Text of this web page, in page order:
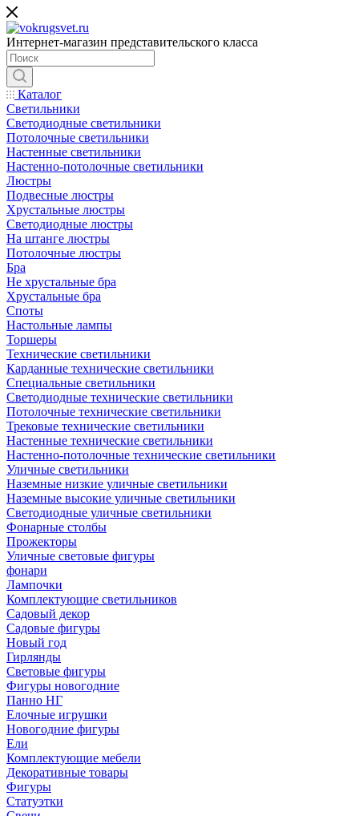
Интернет-магазин представительского класса
Каталог
Светильники
Светодиодные светильники
Потолочные светильники
Настенные светильники
Настенно-потолочные светильники
Люстры
Подвесные люстры
Хрустальные люстры
Светодиодные люстры
На штанге люстры
Потолочные люстры
Бра
Не хрустальные бра
Хрустальные бра
Споты
Настольные лампы
Торшеры
Технические светильники
Карданные технические светильники
Специальные светильники
Светодиодные технические светильники
Потолочные технические светильники
Трековые технические светильники
Настенные технические светильники
Настенно-потолочные технические светильники
Уличные светильники
Наземные низкие уличные светильники
Наземные высокие уличные светильники
Светодиодные уличные светильники
Фонарные столбы
Прожекторы
Уличные световые фигуры
фонари
Лампочки
Комплектующие светильников
Садовый декор
Садовые фигуры
Новый год
Гирлянды
Световые фигуры
Фигуры новогодние
Панно НГ
Елочные игрушки
Новогодние фигуры
Ели
Комплектующие мебели
Декоративные товары
Фигуры
Статуэтки